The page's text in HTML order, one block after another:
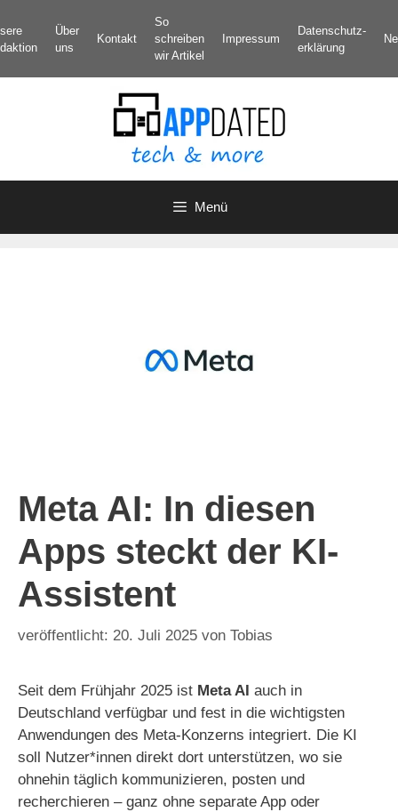
Inhalt
springen
Über
uns
Kontakt
So
schreiben
wir Artikel
Impressum
Datenschutz­
erklärung
Menü
Meta AI: In diesen
Apps steckt der KI-
Assistent
20. Juli 2025 von Tobias
Seit dem Frühjahr 2025 ist Meta AI auch in
Deutschland verfügbar und fest in die wichtigsten
Anwendungen des Meta-Konzerns integriert. Die KI
soll Nutzer*innen direkt dort unterstützen, wo sie
ohnehin täglich kommunizieren, posten und
recherchieren – ganz ohne separate App oder